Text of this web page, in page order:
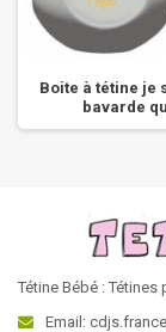
Boite à tétine je
bavarde
Tétine Bébé :
Email: